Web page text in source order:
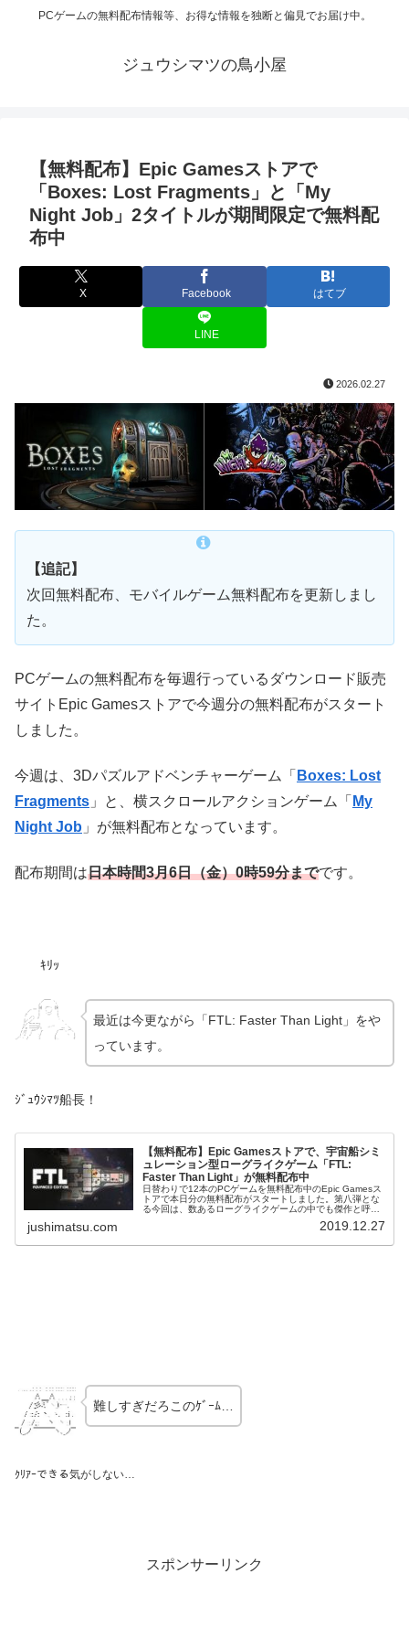
PCゲームの無料配布情報等、お得な情報を独断と偏見でお届け中。
ジュウシマツの鳥小屋
【無料配布】Epic Gamesストアで
「Boxes: Lost Fragments」と「My
Night Job」2タイトルが期間限定で無料配
布中
X Facebook はてブ
LINE
2026.02.27
【追記】
次回無料配布、モバイルゲーム無料配布を更新しまし
た。
PCゲームの無料配布を毎週行っているダウンロード販売
サイトEpic Gamesストアで今週分の無料配布がスタート
しました。
今週は、3Dパズルアドベンチャーゲーム「 Boxes: Lost
Fragments 」と、横スクロールアクションゲーム「 My
Night Job 」が無料配布となっています。
配布期間は日本時間3月6日（金）0時59分までです。
ｷﾘｯ
最近は今更ながら「FTL: Faster Than Light」をや
っています。
ｼﾞｭｳｼﾏﾂ船長！
【無料配布】Epic Gamesストアで、宇宙船シミ
ュレーション型ローグライクゲーム「FTL:
Faster Than Light」が無料配布中
日替わりで12本のPCゲームを無料配布中のEpic Gamesス
トアで本日分の無料配布がスタートしました。第八弾とな
る今回は、数あるローグライクゲームの中でも傑作と呼ば
jushimatsu.com 2019.12.27
難しすぎだろこのｹﾞｰﾑ…
ｸﾘｱｰできる気がしない…
スポンサーリンク